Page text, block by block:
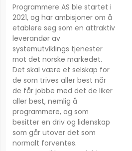
Programmere AS ble startet i
2021, og har ambisjoner om å
etablere seg som en attraktiv
leverandør av
systemutviklings tjenester
mot det norske markedet.
Det skal være et selskap for
de som trives aller best når
de får jobbe med det de liker
aller best, nemlig å
programmere, og som
besitter en driv og lidenskap
som går utover det som
normalt forventes.